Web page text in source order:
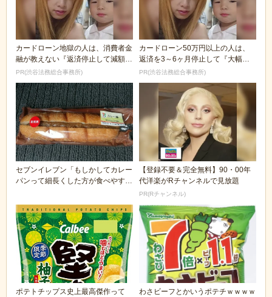
カードローン地獄の人は、消費者金
融が教えない『返済停止して減額・
免除する方法』で...
PR(渋谷法務総合事務所)
カードローン50万円以上の人は、
返済を3～6ヶ月停止して『大幅に
減額してから返済...
PR(渋谷法務総合事務所)
セブンイレブン「もしかしてカレー
パンって細長くした方が食べやすい
【登録不要＆完全無料】90・00年
代洋楽がRチャンネルで見放題
PR(Rチャンネル)
ポテトチップス史上最高傑作って
わさビーフとかいうポテチｗｗｗｗ